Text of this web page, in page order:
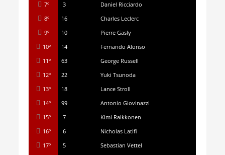
7º
3
Daniel Ricciardo
8º
16
Charles Leclerc
9º
10
Pierre Gasly
10º
14
Fernando Alonso
11º
63
George Russell
12º
22
Yuki Tsunoda
13º
18
Lance Stroll
14º
99
Antonio Giovinazzi
15º
7
Kimi Raikkonen
16º
6
Nicholas Latifi
17º
5
Sebastian Vettel